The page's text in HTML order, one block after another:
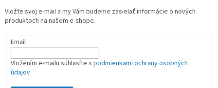
Vložte svoj e-mail a my Vám budeme zasielať informácie o nových
produktoch na našom e-shope.
Email
Vložením e-mailu súhlasíte s podmienkami ochrany osobných
údajov